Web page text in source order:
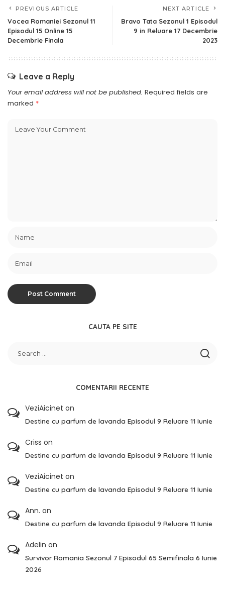
PREVIOUS ARTICLE
Vocea Romaniei Sezonul 11
Episodul 15 Online 15
Decembrie Finala
NEXT ARTICLE
Bravo Tata Sezonul 1 Episodul
9 in Reluare 17 Decembrie
2023
Leave a Reply
Your email address will not be published. Required fields are
marked *
CAUTA PE SITE
COMENTARII RECENTE
VeziAicinet on
Destine cu parfum de lavanda Episodul 9 Reluare 11 Iunie
Criss on
Destine cu parfum de lavanda Episodul 9 Reluare 11 Iunie
VeziAicinet on
Destine cu parfum de lavanda Episodul 9 Reluare 11 Iunie
Ann. on
Destine cu parfum de lavanda Episodul 9 Reluare 11 Iunie
Adelin on
Survivor Romania Sezonul 7 Episodul 65 Semifinala 6 Iunie
2026